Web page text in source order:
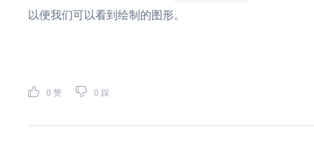
以便我们可以看到绘制的图形。
0 赞 0 踩